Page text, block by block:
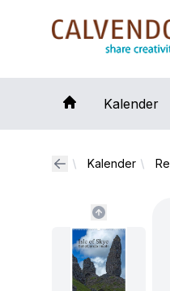
Calvendo
Kalender
Kalender